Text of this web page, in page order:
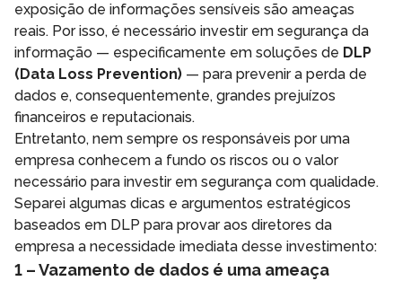
exposição de informações sensíveis são ameaças
reais. Por isso, é necessário investir em segurança da
informação — especificamente em soluções de DLP
(Data Loss Prevention) — para prevenir a perda de
dados e, consequentemente, grandes prejuízos
financeiros e reputacionais.
Entretanto, nem sempre os responsáveis por uma
empresa conhecem a fundo os riscos ou o valor
necessário para investir em segurança com qualidade.
Separei algumas dicas e argumentos estratégicos
baseados em DLP para provar aos diretores da
empresa a necessidade imediata desse investimento:
1 – Vazamento de dados é uma ameaça